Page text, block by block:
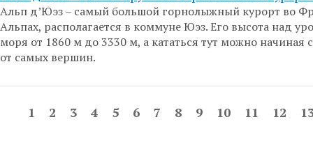
Альп д’Юэз – самый большой горнолыжный курорт во
Альпах, располагается в коммуне Юэз. Его высота над
моря от 1860 м до 3330 м, а кататься тут можно начиная
от самых вершин.
1 2 3 4 5 6 7 8 9 10 11 12